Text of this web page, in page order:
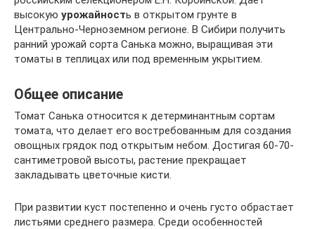
высокую урожайность в открытом грунте в
Центрально-Черноземном регионе. В Сибири получить
ранний урожай сорта Санька можно, выращивая эти
томаты в теплицах или под временным укрытием.
Общее описание
Томат Санька относится к детерминантным сортам
томата, что делает его востребованным для создания
овощных грядок под открытым небом. Достигая 60-70-
сантиметровой высоты, растение прекращает
закладывать цветочные кисти.
При развитии куст постепенно и очень густо обрастает
листьями среднего размера. Среди особенностей